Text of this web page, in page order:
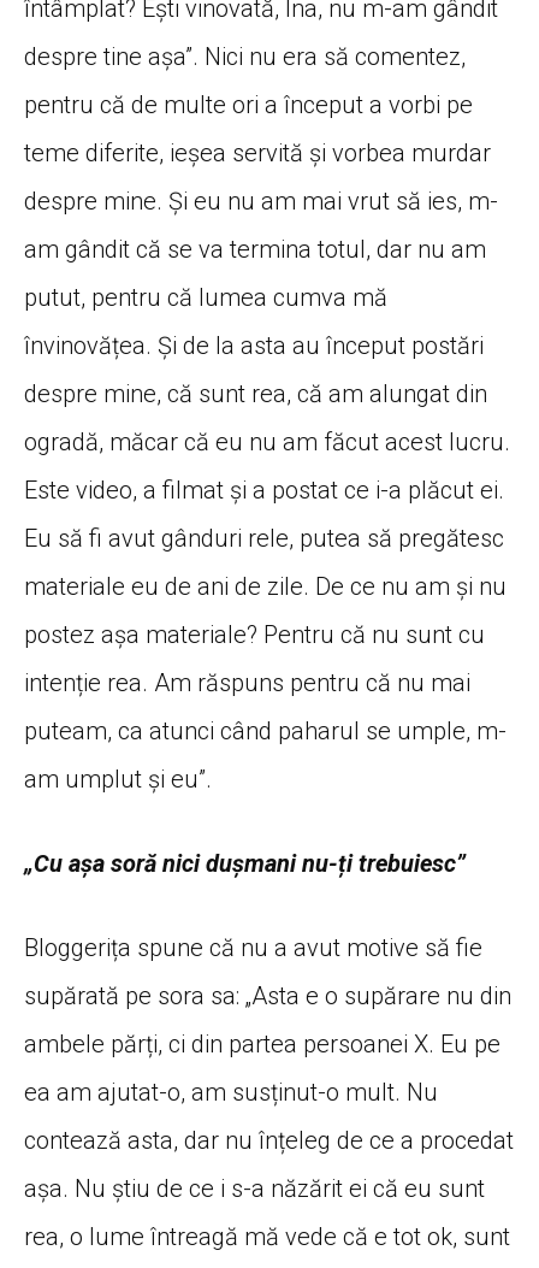
întâmplat? Ești vinovată, Ina, nu m-am gândit
despre tine așa”. Nici nu era să comentez,
pentru că de multe ori a început a vorbi pe
teme diferite, ieșea servită și vorbea murdar
despre mine. Și eu nu am mai vrut să ies, m-
am gândit că se va termina totul, dar nu am
putut, pentru că lumea cumva mă
învinovățea. Și de la asta au început postări
despre mine, că sunt rea, că am alungat din
ogradă, măcar că eu nu am făcut acest lucru.
Este video, a filmat și a postat ce i-a plăcut ei.
Eu să fi avut gânduri rele, putea să pregătesc
materiale eu de ani de zile. De ce nu am și nu
postez așa materiale? Pentru că nu sunt cu
intenție rea. Am răspuns pentru că nu mai
puteam, ca atunci când paharul se umple, m-
am umplut și eu”.
„Cu așa soră nici dușmani nu-ți trebuiesc”
Bloggerița spune că nu a avut motive să fie
supărată pe sora sa: „Asta e o supărare nu din
ambele părți, ci din partea persoanei X. Eu pe
ea am ajutat-o, am susținut-o mult. Nu
contează asta, dar nu înțeleg de ce a procedat
așa. Nu știu de ce i s-a năzărit ei că eu sunt
rea, o lume întreagă mă vede că e tot ok, sunt